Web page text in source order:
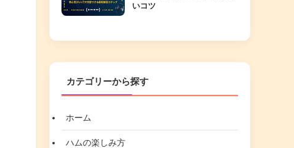
いコツ
カテゴリーから探す
ホーム
ハムの楽しみ方